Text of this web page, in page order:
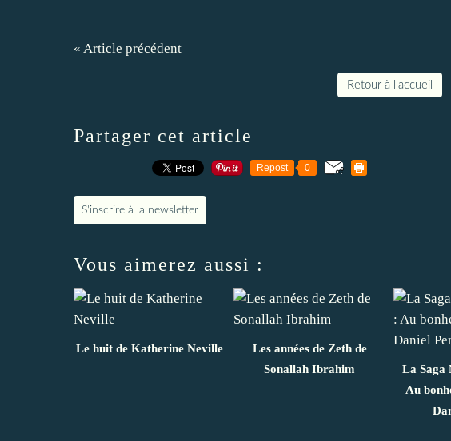
« Article précédent
Retour à l'accueil
Partager cet article
Repost 0
S'inscrire à la newsletter
Vous aimerez aussi :
Le huit de Katherine Neville
Les années de Zeth de
Sonallah Ibrahim
La Saga
Au